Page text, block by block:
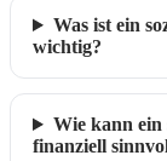
Was ist ein
wichtig?
Wie kann
finanziell